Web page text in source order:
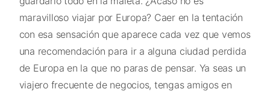
maravilloso viajar por Europa? Caer en la tentación
con esa sensación que aparece cada vez que vemos
una recomendación para ir a alguna ciudad perdida
de Europa en la que no paras de pensar. Ya seas un
viajero frecuente de negocios, tengas amigos en